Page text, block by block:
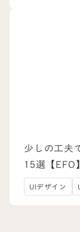
少しの工夫
15選【EFO】
UIデザイン